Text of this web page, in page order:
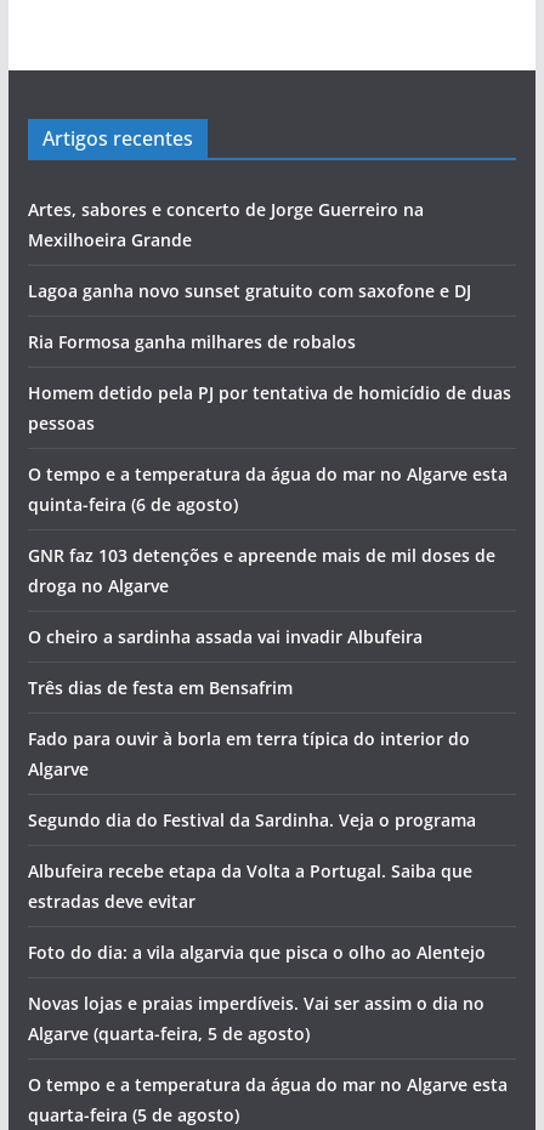
Artigos recentes
Artes, sabores e concerto de Jorge Guerreiro na
Mexilhoeira Grande
Lagoa ganha novo sunset gratuito com saxofone e DJ
Ria Formosa ganha milhares de robalos
Homem detido pela PJ por tentativa de homicídio de duas
pessoas
O tempo e a temperatura da água do mar no Algarve esta
quinta-feira (6 de agosto)
GNR faz 103 detenções e apreende mais de mil doses de
droga no Algarve
O cheiro a sardinha assada vai invadir Albufeira
Três dias de festa em Bensafrim
Fado para ouvir à borla em terra típica do interior do
Algarve
Segundo dia do Festival da Sardinha. Veja o programa
Albufeira recebe etapa da Volta a Portugal. Saiba que
estradas deve evitar
Foto do dia: a vila algarvia que pisca o olho ao Alentejo
Novas lojas e praias imperdíveis. Vai ser assim o dia no
Algarve (quarta-feira, 5 de agosto)
O tempo e a temperatura da água do mar no Algarve esta
quarta-feira (5 de agosto)